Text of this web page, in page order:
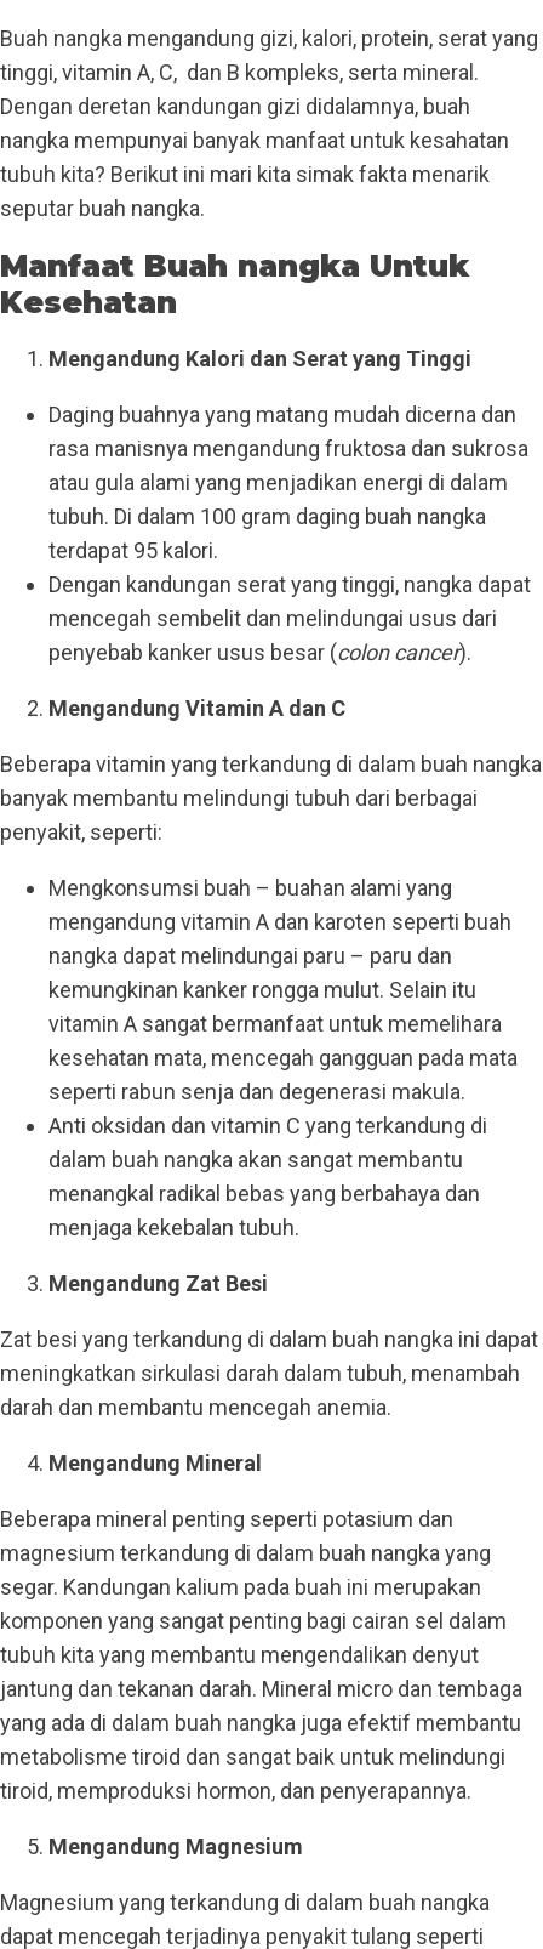
Buah nangka mengandung gizi, kalori, protein, serat yang
tinggi, vitamin A, C, dan B kompleks, serta mineral.
Dengan deretan kandungan gizi didalamnya, buah
nangka mempunyai banyak manfaat untuk kesahatan
tubuh kita? Berikut ini mari kita simak fakta menarik
seputar buah nangka.
Manfaat Buah nangka Untuk
Kesehatan
Mengandung Kalori dan Serat yang Tinggi
Daging buahnya yang matang mudah dicerna dan
rasa manisnya mengandung fruktosa dan sukrosa
atau gula alami yang menjadikan energi di dalam
tubuh. Di dalam 100 gram daging buah nangka
terdapat 95 kalori.
Dengan kandungan serat yang tinggi, nangka dapat
mencegah sembelit dan melindungai usus dari
penyebab kanker usus besar (colon cancer).
Mengandung Vitamin A dan C
Beberapa vitamin yang terkandung di dalam buah nangka
banyak membantu melindungi tubuh dari berbagai
penyakit, seperti:
Mengkonsumsi buah – buahan alami yang
mengandung vitamin A dan karoten seperti buah
nangka dapat melindungai paru – paru dan
kemungkinan kanker rongga mulut. Selain itu
vitamin A sangat bermanfaat untuk memelihara
kesehatan mata, mencegah gangguan pada mata
seperti rabun senja dan degenerasi makula.
Anti oksidan dan vitamin C yang terkandung di
dalam buah nangka akan sangat membantu
menangkal radikal bebas yang berbahaya dan
menjaga kekebalan tubuh.
Mengandung Zat Besi
Zat besi yang terkandung di dalam buah nangka ini dapat
meningkatkan sirkulasi darah dalam tubuh, menambah
darah dan membantu mencegah anemia.
Mengandung Mineral
Beberapa mineral penting seperti potasium dan
magnesium terkandung di dalam buah nangka yang
segar. Kandungan kalium pada buah ini merupakan
komponen yang sangat penting bagi cairan sel dalam
tubuh kita yang membantu mengendalikan denyut
jantung dan tekanan darah. Mineral micro dan tembaga
yang ada di dalam buah nangka juga efektif membantu
metabolisme tiroid dan sangat baik untuk melindungi
tiroid, memproduksi hormon, dan penyerapannya.
Mengandung Magnesium
Magnesium yang terkandung di dalam buah nangka
dapat mencegah terjadinya penyakit tulang seperti